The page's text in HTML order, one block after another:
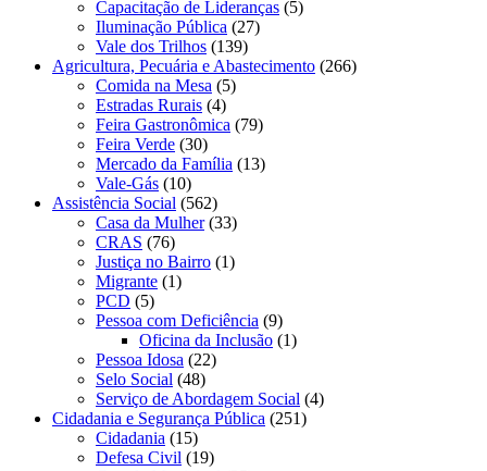
Capacitação de Lideranças (5)
Iluminação Pública (27)
Vale dos Trilhos (139)
Agricultura, Pecuária e Abastecimento (266)
Comida na Mesa (5)
Estradas Rurais (4)
Feira Gastronômica (79)
Feira Verde (30)
Mercado da Família (13)
Vale-Gás (10)
Assistência Social (562)
Casa da Mulher(33)
CRAS (76)
Justiça no Bairro (1)
Migrante (1)
PCD (5)
Pessoa com Deficiência (9)
Oficina da Inclusão (1)
Pessoa Idosa (22)
Selo Social (48)
Serviço de Abordagem Social (4)
Cidadania e Segurança Pública (251)
Cidadania (15)
Defesa Civil (19)